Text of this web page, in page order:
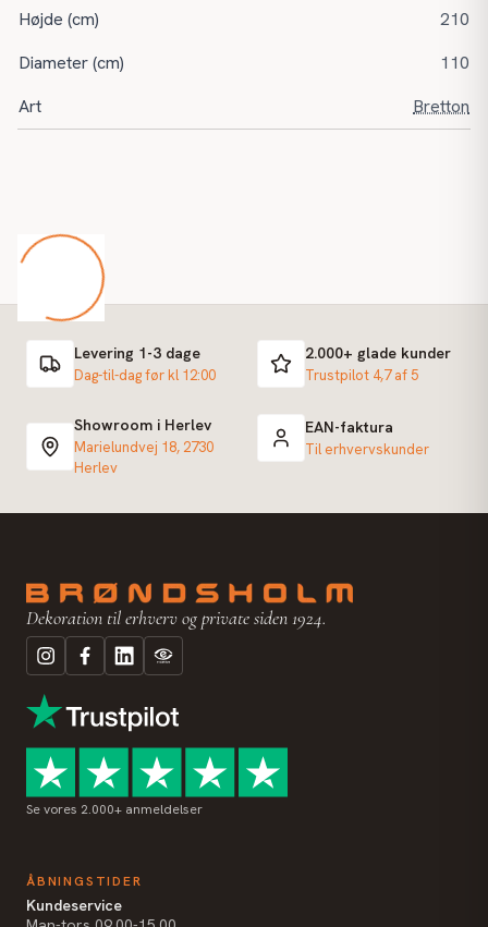
Højde (cm)
210
Diameter (cm)
110
Art
Bretton
Levering 1-3 dage
Dag-til-dag før kl 12:00
2.000+ glade kunder
Trustpilot 4,7 af 5
Showroom i Herlev
Marielundvej 18, 2730
Herlev
EAN-faktura
Til erhvervskunder
Dekoration til erhverv og private siden 1924.
Se vores 2.000+ anmeldelser
ÅBNINGSTIDER
Kundeservice